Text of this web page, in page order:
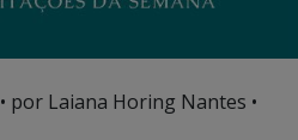
• por Laiana Horing Nantes •